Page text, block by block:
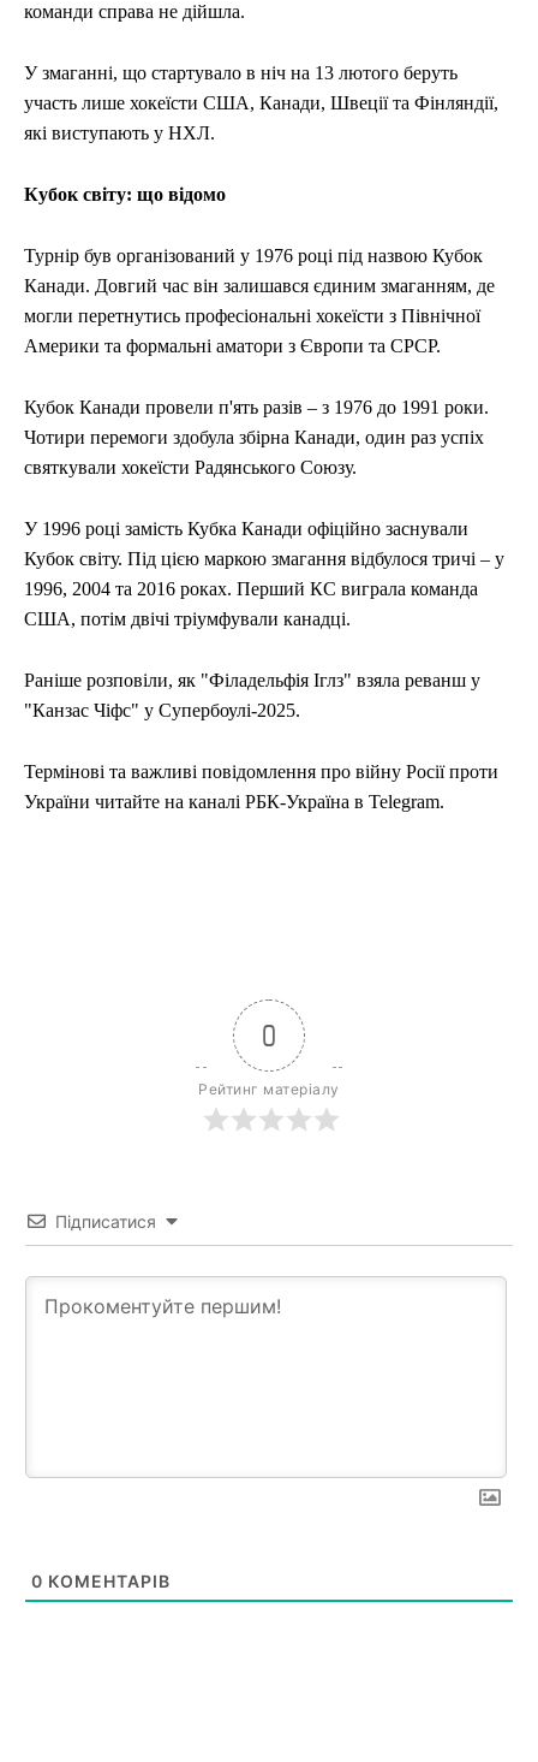
команди справа не дійшла.
У змаганні, що стартувало в ніч на 13 лютого беруть
участь лише хокеїсти США, Канади, Швеції та Фінляндії,
які виступають у НХЛ.
Кубок світу: що відомо
Турнір був організований у 1976 році під назвою Кубок
Канади. Довгий час він залишався єдиним змаганням, де
могли перетнутись професіональні хокеїсти з Північної
Америки та формальні аматори з Європи та СРСР.
Кубок Канади провели п'ять разів – з 1976 до 1991 роки.
Чотири перемоги здобула збірна Канади, один раз успіх
святкували хокеїсти Радянського Союзу.
У 1996 році замість Кубка Канади офіційно заснували
Кубок світу. Під цією маркою змагання відбулося тричі – у
1996, 2004 та 2016 роках. Перший КС виграла команда
США, потім двічі тріумфували канадці.
Раніше розповіли, як "Філадельфія Іглз" взяла реванш у
"Канзас Чіфс" у Супербоулі-2025.
Термінові та важливі повідомлення про війну Росії проти
України читайте на каналі РБК-Україна в Telegram.
0
Рейтинг матеріалу
Підписатися
0 КОМЕНТАРІВ